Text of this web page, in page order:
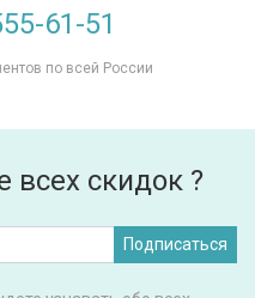
61-51
по всей России
всех скидок ?
Подписаться